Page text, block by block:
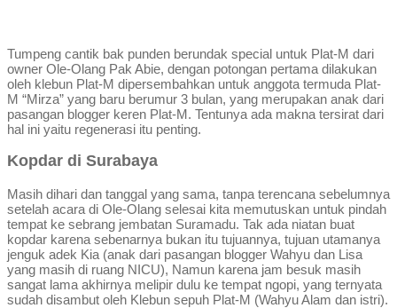
Tumpeng cantik bak punden berundak special untuk Plat-M dari
owner Ole-Olang Pak Abie, dengan potongan pertama dilakukan
oleh klebun Plat-M dipersembahkan untuk anggota termuda Plat-
M “Mirza” yang baru berumur 3 bulan, yang merupakan anak dari
pasangan blogger keren Plat-M. Tentunya ada makna tersirat dari
hal ini yaitu regenerasi itu penting.
Kopdar di Surabaya
Masih dihari dan tanggal yang sama, tanpa terencana sebelumnya
setelah acara di Ole-Olang selesai kita memutuskan untuk pindah
tempat ke sebrang jembatan Suramadu. Tak ada niatan buat
kopdar karena sebenarnya bukan itu tujuannya, tujuan utamanya
jenguk adek Kia (anak dari pasangan blogger Wahyu dan Lisa
yang masih di ruang NICU), Namun karena jam besuk masih
sangat lama akhirnya melipir dulu ke tempat ngopi, yang ternyata
sudah disambut oleh Klebun sepuh Plat-M (Wahyu Alam dan istri).